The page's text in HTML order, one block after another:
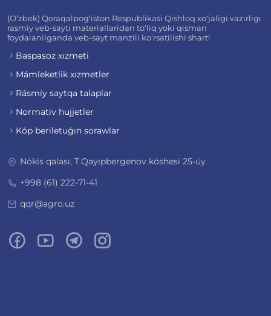
(O‘zbek) Qoraqalpog‘iston Respublikasi Qishloq xo‘jaligi vazirligi
rasmiy veb-sayti materiallaridan to‘liq yoki qisman
foydalanilganda veb-sayt manzili ko‘rsatilishi shart!
Baspasoz xızmeti
Mámleketlik xızmetler
Rásmiy saytqa talaplar
Normativ hujjetler
Kóp beriletuǵın sorawlar
Nókis qalası, T.Qayıpbergenov kóshesi 25-úy
+998 (61) 222-71-41
qqr@agro.uz